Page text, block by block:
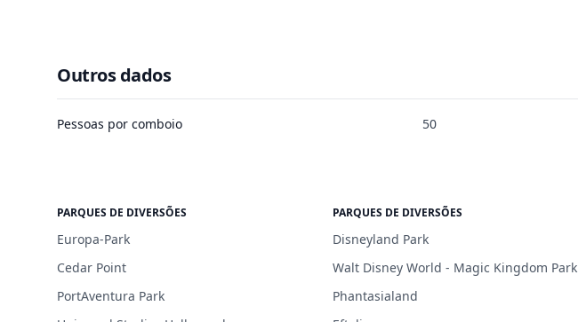
Outros dados
Pessoas por comboio 50
PARQUES DE DIVERSÕES
Europa-Park
Cedar Point
PortAventura Park
PARQUES DE DIVERSÕES
Disneyland Park
Walt Disney World - Magic Kingdom Park
Phantasialand